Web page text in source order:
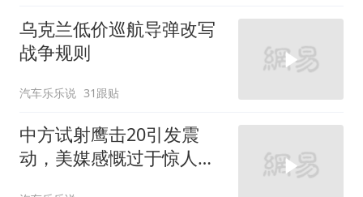
乌克兰低价巡航导弹改写
战争规则
汽车乐乐说 31跟贴
中方试射鹰击20引发震
动，美媒感慨过于惊人，